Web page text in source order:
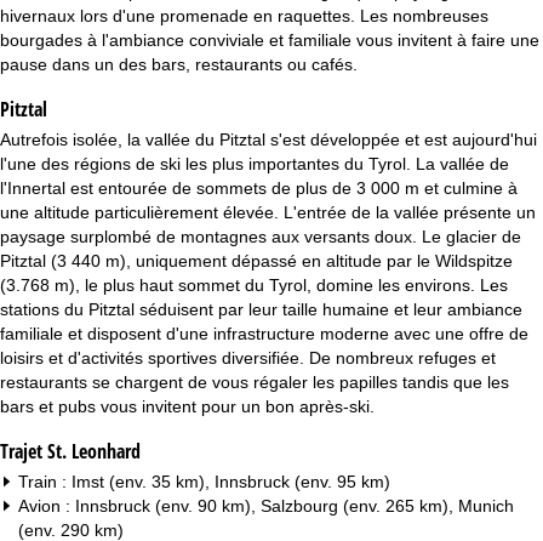
c
u
e
i
l
hivernaux lors d'une promenade en raquettes. Les nombreuses
bourgades à l'ambiance conviviale et familiale vous invitent à faire une
pause dans un des bars, restaurants ou cafés.
Pitztal
Autrefois isolée, la vallée du Pitztal s'est développée et est aujourd'hui
l'une des régions de ski les plus importantes du Tyrol. La vallée de
l'Innertal est entourée de sommets de plus de 3 000 m et culmine à
une altitude particulièrement élevée. L'entrée de la vallée présente un
paysage surplombé de montagnes aux versants doux. Le glacier de
Pitztal (3 440 m), uniquement dépassé en altitude par le Wildspitze
(3.768 m), le plus haut sommet du Tyrol, domine les environs. Les
stations du Pitztal séduisent par leur taille humaine et leur ambiance
familiale et disposent d'une infrastructure moderne avec une offre de
loisirs et d'activités sportives diversifiée. De nombreux refuges et
restaurants se chargent de vous régaler les papilles tandis que les
bars et pubs vous invitent pour un bon après-ski.
Trajet St. Leonhard
Train : Imst (env. 35 km), Innsbruck (env. 95 km)
Avion : Innsbruck (env. 90 km), Salzbourg (env. 265 km), Munich
(env. 290 km)